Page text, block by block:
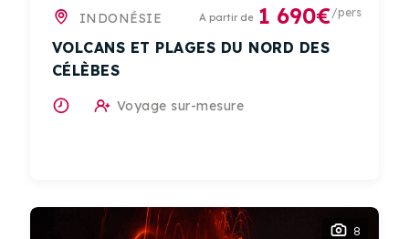
INDONÉSIE A partir de 1 690€/pers
VOLCANS ET PLAGES DU NORD DES
CÉLÈBES
Voyage sur-mesure
8